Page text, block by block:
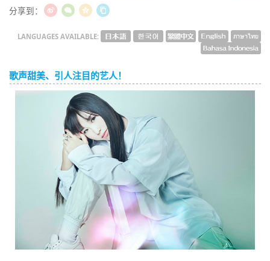
分享到：
LANGUAGES AVAILABLE:
歌声甜美、引人注目的艺人！